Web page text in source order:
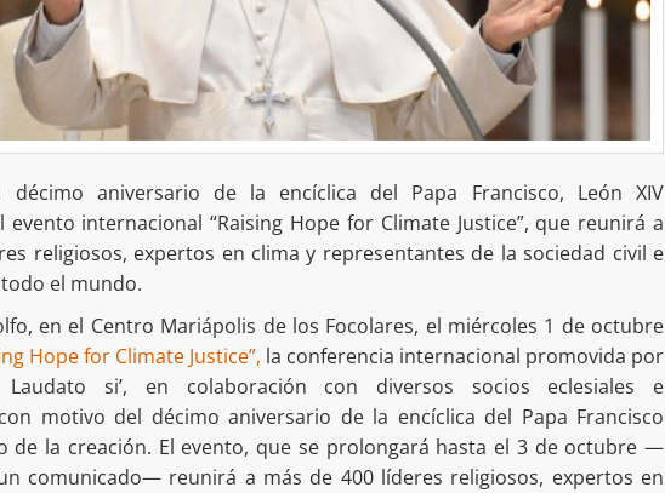
décimo aniversario de la encíclica del Papa Francisco, León XIV
internacional “Raising Hope for Climate Justice”, que reunirá a
religiosos, expertos en clima y representantes de la sociedad civil e
el mundo.
en el Centro Mariápolis de los Focolares, el miércoles 1 de octubre
Hope for Climate Justice”, la conferencia internacional promovida por
si’, en colaboración con diversos socios eclesiales e
motivo del décimo aniversario de la encíclica del Papa Francisco
de la creación. El evento, que se prolongará hasta el 3 de octubre —
comunicado— reunirá a más de 400 líderes religiosos, expertos en